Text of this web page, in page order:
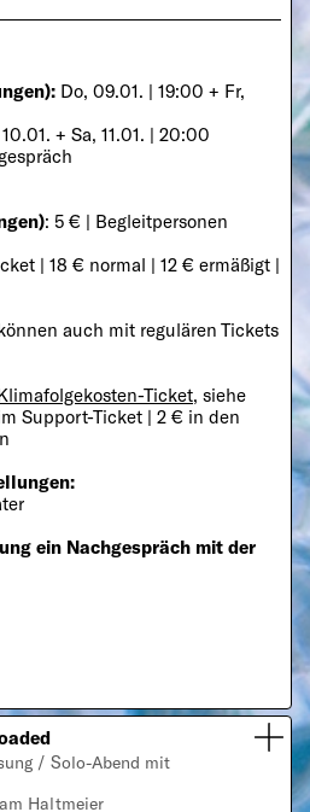
Do, 09.01. | 19:00 + Fr,
10.01. + Sa, 11.01. | 20:00
: 5 € | Begleitpersonen
| 18 € normal | 12 € ermäßigt |
auch mit regulären Tickets
Ticket, siehe
Support-Ticket | 2 € in den
ein Nachgespräch mit der
/ Solo-Abend mit
Haltmeier